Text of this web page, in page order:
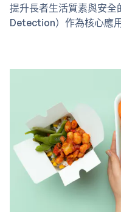
提升長者生活質素與安
Detection）作為核心應
計，跌倒是長者最常見
無人理會而造成的二次
科技輔助即時偵測成為
型 現今市場主要有下列
慧手錶，感測加速度、